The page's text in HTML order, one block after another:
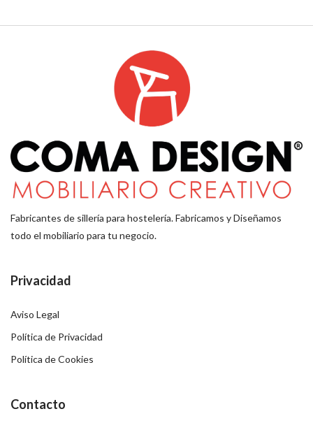
Fabricantes de sillería para hostelería. Fabricamos y Diseñamos
todo el mobiliario para tu negocio.
Privacidad
Aviso Legal
Política de Privacidad
Política de Cookies
Contacto